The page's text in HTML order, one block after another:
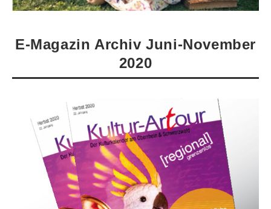
E-Magazin Archiv Juni-November
2020